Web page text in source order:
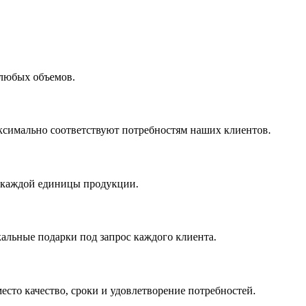
объемов.
соответствуют потребностям наших клиентов.
каждой единицы продукции.
подарки под запрос каждого клиента.
качество, сроки и удовлетворение потребностей.